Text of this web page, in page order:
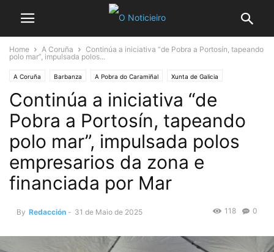
Home A Coruña
Continúa a iniciativa “de Pobra a Portosín, tapeando
polo mar”, impulsada polos...
A Coruña Barbanza A Pobra do Caramiñal Xunta de Galicia
Continúa a iniciativa “de
Pobra a Portosín, tapeando
polo mar”, impulsada polos
empresarios da zona e
financiada por Mar
By Redacción - 31 de Maio de 2025 0
118